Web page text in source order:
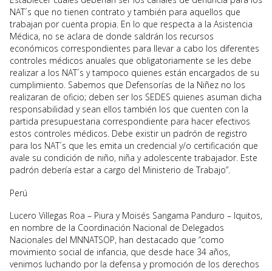
NAT´s que no tienen contrato y también para aquellos que
trabajan por cuenta propia. En lo que respecta a la Asistencia
Médica, no se aclara de donde saldrán los recursos
económicos correspondientes para llevar a cabo los diferentes
controles médicos anuales que obligatoriamente se les debe
realizar a los NAT´s y tampoco quienes están encargados de su
cumplimiento. Sabemos que Defensorías de la Niñez no los
realizaran de oficio; deben ser los SEDES quienes asuman dicha
responsabilidad y sean ellos también los que cuenten con la
partida presupuestaria correspondiente para hacer efectivos
estos controles médicos. Debe existir un padrón de registro
para los NAT´s que les emita un credencial y/o certificación que
avale su condición de niño, niña y adolescente trabajador. Este
padrón debería estar a cargo del Ministerio de Trabajo”.
Perú
Lucero Villegas Roa – Piura y Moisés Sangama Panduro – Iquitos,
en nombre de la Coordinación Nacional de Delegados
Nacionales del MNNATSOP, han destacado que “como
movimiento social de infancia, que desde hace 34 años,
venimos luchando por la defensa y promoción de los derechos